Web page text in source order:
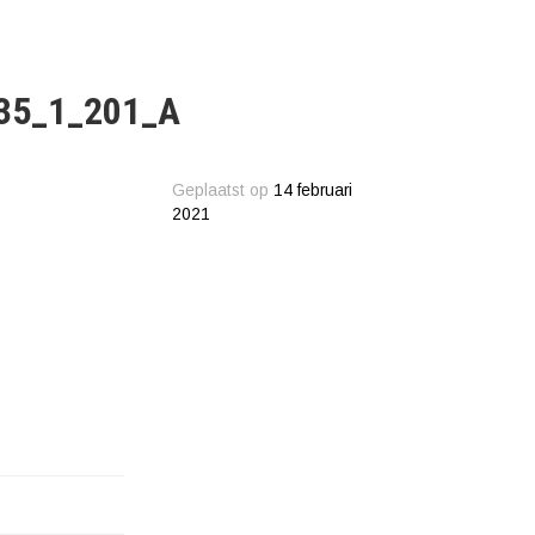
Geplaatst op 14 februari
2021